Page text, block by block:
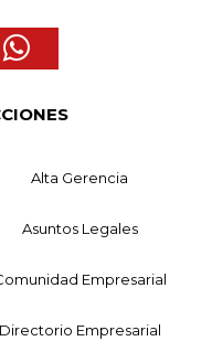
Alta Gerencia
Asuntos Legales
Empresarial
Directorio Empresarial